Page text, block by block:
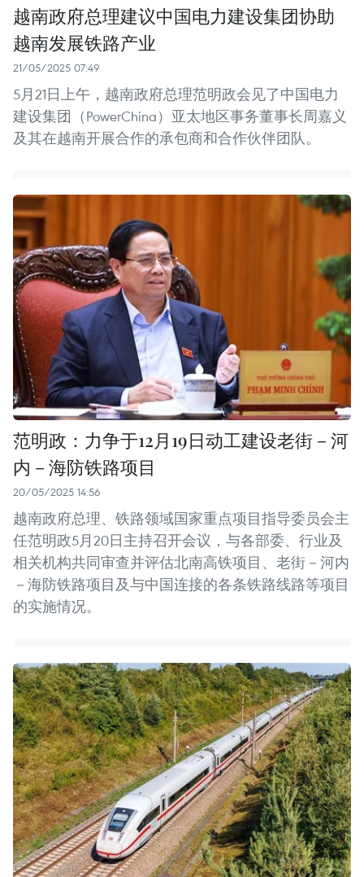
越南政府总理建议中国电力建设集团协助
越南发展铁路产业
21/05/2025 07:49
5月21日上午，越南政府总理范明政会见了中国电力
建设集团（PowerChina）亚太地区事务董事长周嘉义
及其在越南开展合作的承包商和合作伙伴团队。
范明政：力争于12月19日动工建设老街－河
内－海防铁路项目
20/05/2025 14:56
越南政府总理、铁路领域国家重点项目指导委员会主
任范明政5月20日主持召开会议，与各部委、行业及
相关机构共同审查并评估北南高铁项目、老街－河内
－海防铁路项目及与中国连接的各条铁路线路等项目
的实施情况。